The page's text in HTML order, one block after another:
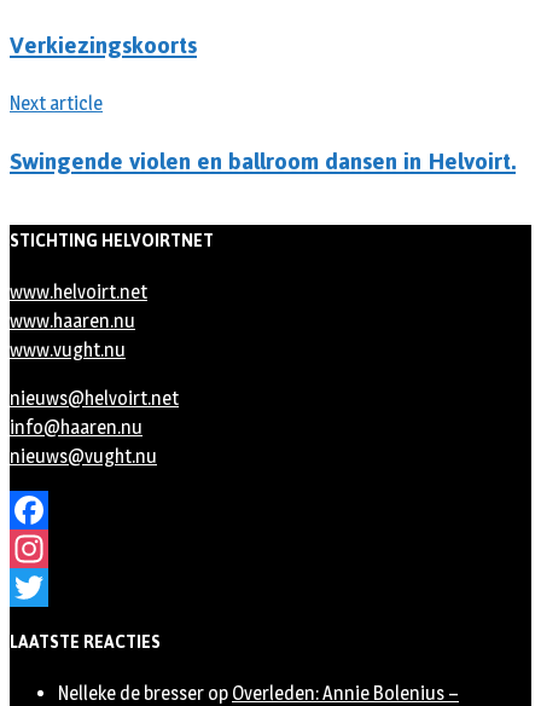
Verkiezingskoorts
Next article
Swingende violen en ballroom dansen in Helvoirt.
STICHTING HELVOIRTNET
www.helvoirt.net
www.haaren.nu
www.vught.nu
nieuws@helvoirt.net
info@haaren.nu
nieuws@vught.nu
Facebook
Instagram
LAATSTE REACTIES
Nelleke de bresser op Overleden: Annie Bolenius –